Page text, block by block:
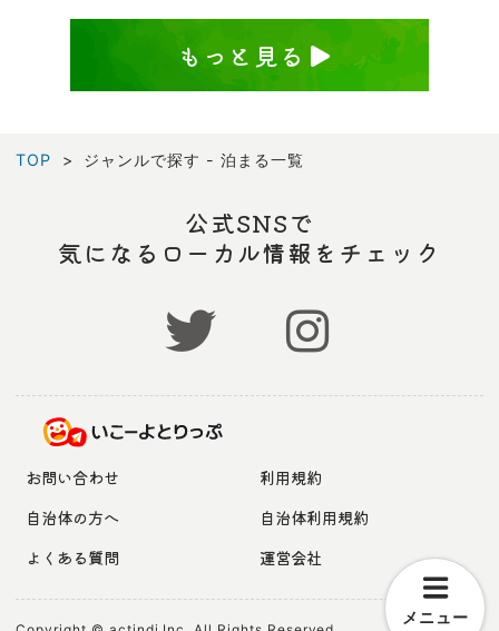
もっと見る
TOP ジャンルで探す - 泊まる一覧
メニュー
公式SNSで
気になるローカル情報をチェック
お問い合わせ
利用規約
自治体の方へ
自治体利用規約
よくある質問
運営会社